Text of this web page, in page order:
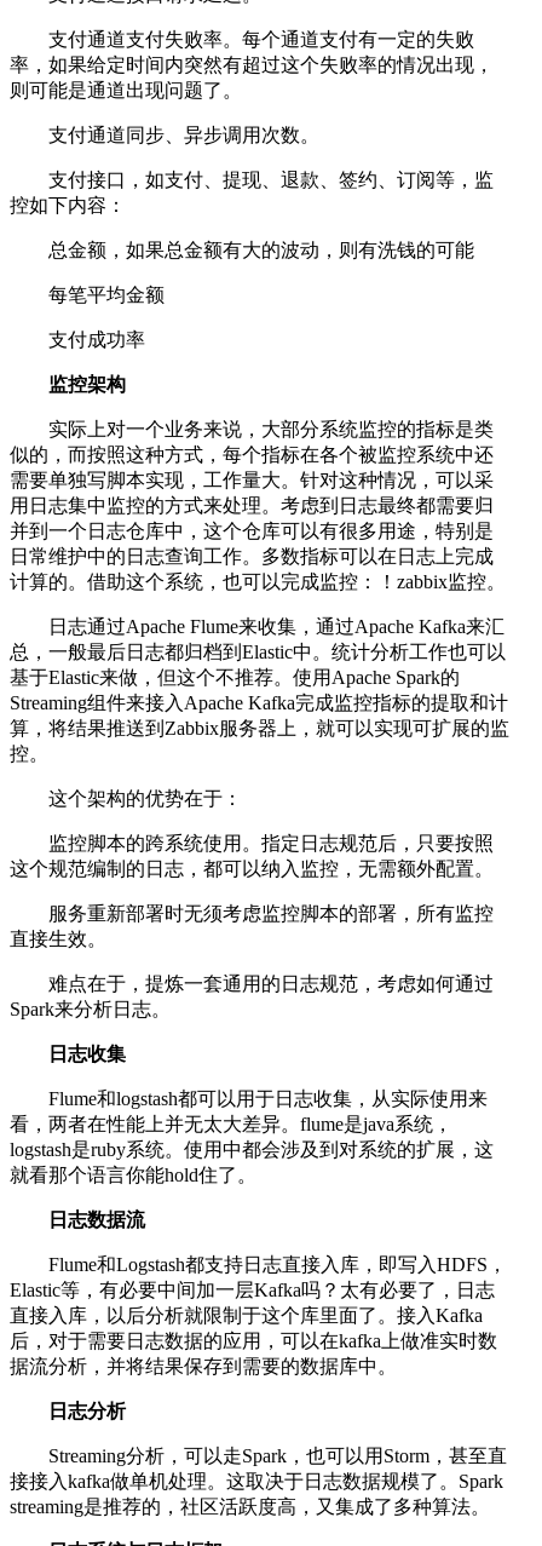
支付通道支付失败率。每个通道支付有一定的失败
率，如果给定时间内突然有超过这个失败率的情况出现，
则可能是通道出现问题了。
支付通道同步、异步调用次数。
支付接口，如支付、提现、退款、签约、订阅等，监
控如下内容：
总金额，如果总金额有大的波动，则有洗钱的可能
每笔平均金额
支付成功率
监控架构
实际上对一个业务来说，大部分系统监控的指标是类
似的，而按照这种方式，每个指标在各个被监控系统中还
需要单独写脚本实现，工作量大。针对这种情况，可以采
用日志集中监控的方式来处理。考虑到日志最终都需要归
并到一个日志仓库中，这个仓库可以有很多用途，特别是
日常维护中的日志查询工作。多数指标可以在日志上完成
计算的。借助这个系统，也可以完成监控：！zabbix监控。
日志通过Apache Flume来收集，通过Apache Kafka来汇
总，一般最后日志都归档到Elastic中。统计分析工作也可以
基于Elastic来做，但这个不推荐。使用Apache Spark的
Streaming组件来接入Apache Kafka完成监控指标的提取和计
算，将结果推送到Zabbix服务器上，就可以实现可扩展的监
控。
这个架构的优势在于：
监控脚本的跨系统使用。指定日志规范后，只要按照
这个规范编制的日志，都可以纳入监控，无需额外配置。
服务重新部署时无须考虑监控脚本的部署，所有监控
直接生效。
难点在于，提炼一套通用的日志规范，考虑如何通过
Spark来分析日志。
日志收集
Flume和logstash都可以用于日志收集，从实际使用来
看，两者在性能上并无太大差异。flume是java系统，
logstash是ruby系统。使用中都会涉及到对系统的扩展，这
就看那个语言你能hold住了。
日志数据流
Flume和Logstash都支持日志直接入库，即写入HDFS，
Elastic等，有必要中间加一层Kafka吗？太有必要了，日志
直接入库，以后分析就限制于这个库里面了。接入Kafka
后，对于需要日志数据的应用，可以在kafka上做准实时数
据流分析，并将结果保存到需要的数据库中。
日志分析
Streaming分析，可以走Spark，也可以用Storm，甚至直
接接入kafka做单机处理。这取决于日志数据规模了。Spark
streaming是推荐的，社区活跃度高，又集成了多种算法。